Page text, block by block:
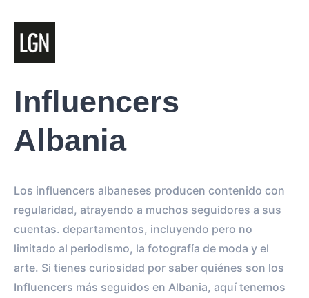
Influencers
Albania
Los influencers albaneses producen contenido con
regularidad, atrayendo a muchos seguidores a sus
cuentas. departamentos, incluyendo pero no
limitado al periodismo, la fotografía de moda y el
arte. Si tienes curiosidad por saber quiénes son los
Influencers más seguidos en Albania, aquí tenemos